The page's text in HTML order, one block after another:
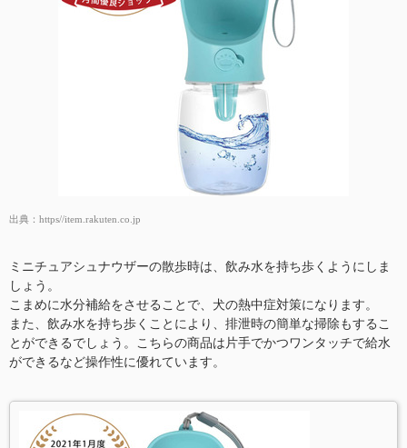
出典： https//item.rakuten.co.jp
ミニチュアシュナウザーの散歩時は、飲み水を持ち歩くようにしま
しょう。
こまめに水分補給をさせることで、犬の熱中症対策になります。
また、飲み水を持ち歩くことにより、排泄時の簡単な掃除もするこ
とができるでしょう。こちらの商品は片手でかつワンタッチで給水
ができるなど操作性に優れています。